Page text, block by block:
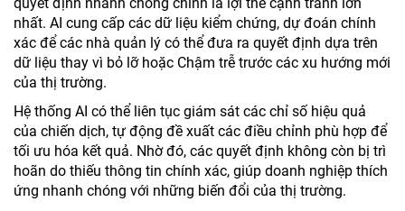
nhất. AI cung cấp các dữ liệu kiểm chứng, dự đoán chính
xác để các nhà quản lý có thể đưa ra quyết định dựa trên
dữ liệu thay vì bỏ lỡ hoặc Chậm trễ trước các xu hướng mới
của thị trường.
Hệ thống AI có thể liên tục giám sát các chỉ số hiệu quả
của chiến dịch, tự động đề xuất các điều chỉnh phù hợp để
tối ưu hóa kết quả. Nhờ đó, các quyết định không còn bị trì
hoãn do thiếu thông tin chính xác, giúp doanh nghiệp thích
ứng nhanh chóng với những biến đổi của thị trường.